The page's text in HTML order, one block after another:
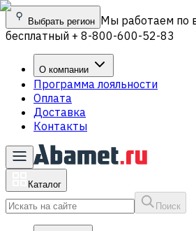
Выбрать регион Мы работаем по
бесплатный + 8-800-600-52-83
О компании
Программа лояльности
Оплата
Доставка
Контакты
Каталог
Поиск